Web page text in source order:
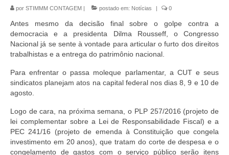
por STIMMM CONTAGEM | postado em: Notícias | 0
Antes mesmo da decisão final sobre o golpe contra a
democracia e a presidenta Dilma Rousseff, o Congresso
Nacional já se sente à vontade para articular o furto dos direitos
trabalhistas e a entrega do patrimônio nacional.
Para enfrentar o passa moleque parlamentar, a CUT e seus
sindicatos planejam atos na capital federal nos dias 8, 9 e 10 de
agosto.
Logo de cara, na próxima semana, o PLP 257/2016 (projeto de
lei complementar sobre a Lei de Responsabilidade Fiscal) e a
PEC 241/16 (projeto de emenda à Constituição que congela
investimento em 20 anos), que tratam do corte de despesa e o
congelamento de gastos com o serviço público serão itens